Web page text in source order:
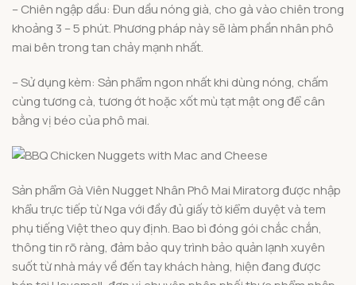
– Chiên ngập dầu: Đun dầu nóng già, cho gà vào chiên trong
khoảng 3 – 5 phút. Phương pháp này sẽ làm phần nhân phô
mai bên trong tan chảy mạnh nhất.
– Sử dụng kèm: Sản phẩm ngon nhất khi dùng nóng, chấm
cùng tương cà, tương ớt hoặc xốt mù tạt mật ong để cân
bằng vị béo của phô mai.
Sản phẩm Gà Viên Nugget Nhân Phô Mai Miratorg được nhập
khẩu trực tiếp từ Nga với đầy đủ giấy tờ kiểm duyệt và tem
phụ tiếng Việt theo quy định. Bao bì đóng gói chắc chắn,
thông tin rõ ràng, đảm bảo quy trình bảo quản lạnh xuyên
suốt từ nhà máy về đến tay khách hàng, hiện đang được